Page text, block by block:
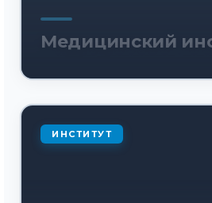
Медицинский
ИНСТИТУТ